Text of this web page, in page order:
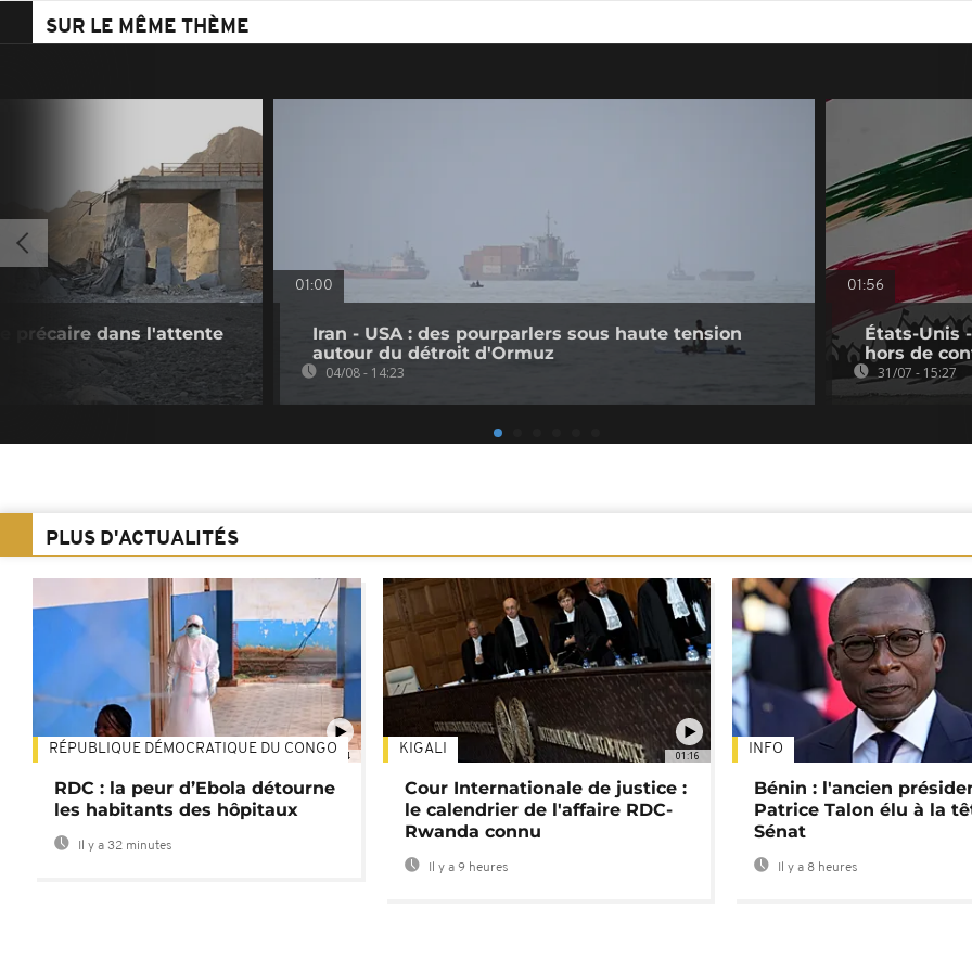
SUR LE MÊME THÈME
précaire dans l'attente
01:00
Iran - USA : des pourparlers sous haute tension
autour du détroit d'Ormuz
04/08 - 14:23
01:56
États-Unis
hors de
31/07 - 15:27
PLUS D'ACTUALITÉS
01:34
RÉPUBLIQUE DÉMOCRATIQUE DU CONGO
RDC : la peur d’Ebola détourne
les habitants des hôpitaux
Il y a 32 minutes
01:16
KIGALI
Cour Internationale de justice :
le calendrier de l'affaire RDC-
Rwanda connu
Il y a 9 heures
INFO
Bénin : l'ancien
Patrice Talon élu à la
Sénat
Il y a 8 heures